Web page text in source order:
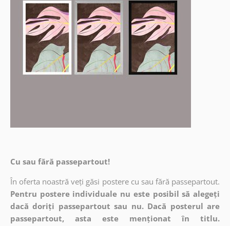
Cu sau fără passepartout!
În oferta noastră veți găsi postere cu sau fără passepartout.
Pentru postere individuale nu este posibil să alegeți
dacă doriți passepartout sau nu. Dacă posterul are
passepartout, asta este menționat în titlu.